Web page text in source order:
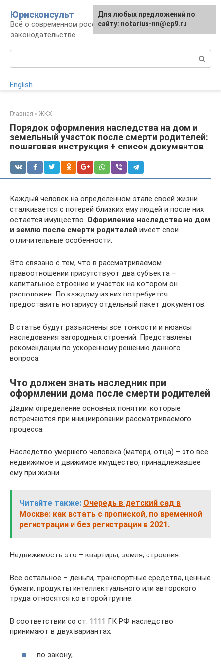
контенту
Юрисконсульт
Всё о современном российском
законодательстве
English
Главная » ЖКХ
Порядок оформления наследства на дом и
земельный участок после смерти родителей:
пошаговая инструкция + список документов
Каждый человек на определенном этапе своей жизни
сталкивается с потерей близких ему людей и после них
остается имущество. Оформление наследства на дом
и землю после смерти родителей имеет свои
отличительные особенности.
Это связано с тем, что в рассматриваемом
правоотношении присутствуют два субъекта –
капитальное строение и участок на котором он
расположен. По каждому из них потребуется
предоставить нотариусу отдельный пакет документов.
В статье будут разъяснены все тонкости и нюансы
наследования загородных строений. Представлены
рекомендации по ускоренному решению данного
вопроса.
Что должен знать наследник при
оформлении дома после смерти родителей
Дадим определение основных понятий, которые
встречаются при инициировании рассматриваемого
процесса.
Наследство умершего человека (матери, отца) – это все
недвижимое и движимое имущество, принадлежавшее
ему при жизни.
Читайте также: Очередь в детский сад в
Москве: как встать с пропиской, по временной
регистрации и без регистрации в 2021.
Недвижимость это – квартиры, земля, строения.
Все остальное – деньги, транспортные средства, ценные
бумаги, продукты интеллектуального или авторского
труда относятся ко второй группе.
В соответствии со ст. 1111 ГК РФ наследство
принимают в двух вариантах:
по закону;
Для любых предложений по
сайту: notarius-nn@cp9.ru